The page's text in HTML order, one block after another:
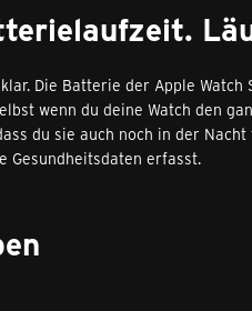
Die Batterie der Apple Watch
wenn du deine Watch den
du sie auch noch in der
Gesundheitsdaten erfasst.